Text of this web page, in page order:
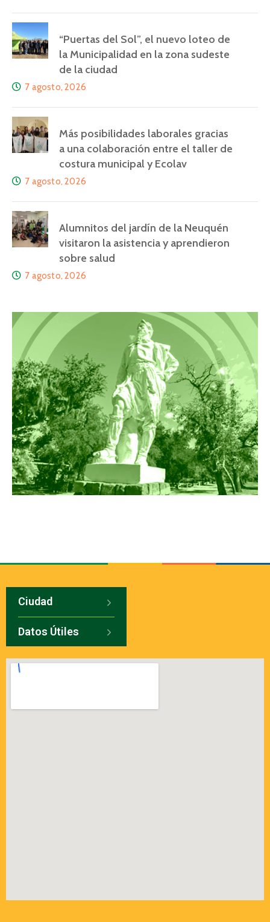
“Puertas del Sol”, el nuevo loteo de
la Municipalidad en la zona sudeste
de la ciudad
7 agosto, 2026
Más posibilidades laborales gracias
a una colaboración entre el taller de
costura municipal y Ecolav
7 agosto, 2026
Alumnitos del jardín de la Neuquén
visitaron la asistencia y aprendieron
sobre salud
7 agosto, 2026
Ciudad
Datos Útiles